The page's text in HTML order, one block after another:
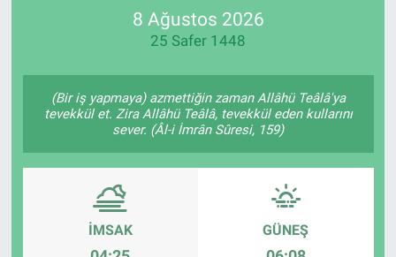
8 Ağustos 2026
25 Safer 1448
(Bir iş yapmaya) azmettiğin zaman Allâhü Teâlâ'ya
tevekkül et. Zira Allâhü Teâlâ, tevekkül eden kullarını
sever. (Âl-i İmrân Sûresi, 159)
İMSAK GÜNEŞ
Son Dakika Haberleri